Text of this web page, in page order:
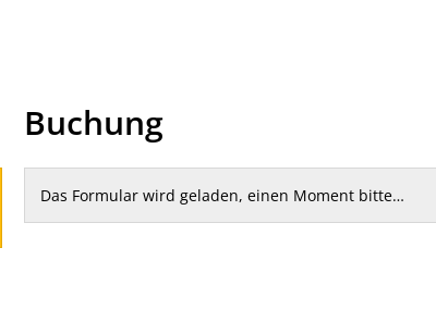
Buchung
Das Formular wird geladen, einen Moment bitte…